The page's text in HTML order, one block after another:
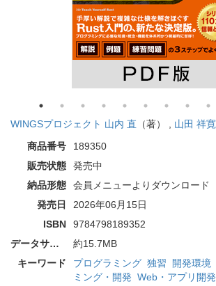
WINGSプロジェクト 山内 直 （著） , 山田 祥寛
商品番号
189350
販売状態
発売中
納品形態
会員メニューよりダウンロード
発売日
2026年06月15日
ISBN
9784798189352
データサイズ
約15.7MB
キーワード
プログラミング 独習 開発環境
ミング・開発 Web・アプリ開発